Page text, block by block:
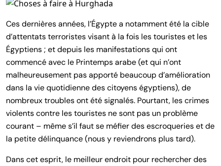
Ces dernières années, l’Égypte a notamment été la cible
d’attentats terroristes visant à la fois les touristes et les
Égyptiens ; et depuis les manifestations qui ont
commencé avec le Printemps arabe (et qui n’ont
malheureusement pas apporté beaucoup d’amélioration
dans la vie quotidienne des citoyens égyptiens), de
nombreux troubles ont été signalés. Pourtant, les crimes
violents contre les touristes ne sont pas un problème
courant – même s’il faut se méfier des escroqueries et de
la petite délinquance (nous y reviendrons plus tard).
Dans cet esprit, le meilleur endroit pour rechercher des